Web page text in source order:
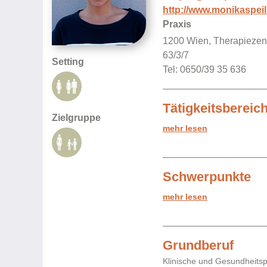
Setting
Zielgruppe
http://
Praxis
1200 Wien,
63/3/7
Tel: 0650/39 35 636
mehr lesen
Schwerpunkte
mehr lesen
Grundberuf
Klinische und